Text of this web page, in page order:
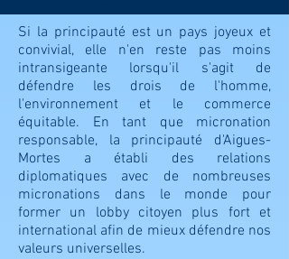
Si la principauté est un pays joyeux et
convivial, elle n'en reste pas moins
intransigeante lorsqu'il s'agit de
défendre les drois de l'homme,
l'environnement et le commerce
équitable. En tant que micronation
responsable, la principauté d'Aigues-
Mortes a établi des relations
diplomatiques avec de nombreuses
micronations dans le monde pour
former un lobby citoyen plus fort et
international afin de mieux défendre nos
valeurs universelles.